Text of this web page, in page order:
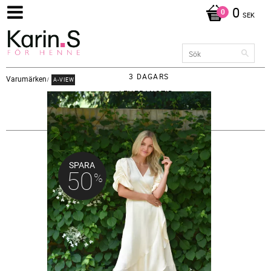
0 SEK
3 DAGARS
LEVERANSTID -
FRAKT 65KR
Varumärken A-VIEW
SPARA
50%